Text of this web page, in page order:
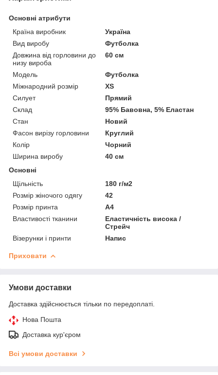
Основні атрибути
Країна виробник
Україна
Вид виробу
Футболка
Довжина від горловини до
низу вироба
60 см
Модель
Футболка
Міжнародний розмір
XS
Силует
Прямий
Склад
95% Бавовна, 5% Еластан
Стан
Новий
Фасон вирізу горловини
Круглий
Колір
Чорний
Ширина виробу
40 см
Основні
Щільність
180 г/м2
Розмір жіночого одягу
42
Розмір принта
А4
Властивості тканини
Еластичність висока /
Стрейч
Візерунки і принти
Напис
Приховати
Умови доставки
Доставка здійснюється тільки по передоплаті.
Нова Пошта
Доставка кур'єром
Всі умови доставки